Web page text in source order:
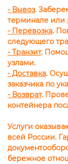
- Вывоз.
терминале или
- Перевозка.
следующего
- Транзит.
узлами.
- Доставка.
заказчика по
- Возврат.
контейнера
Услуги
всей России.
бережное